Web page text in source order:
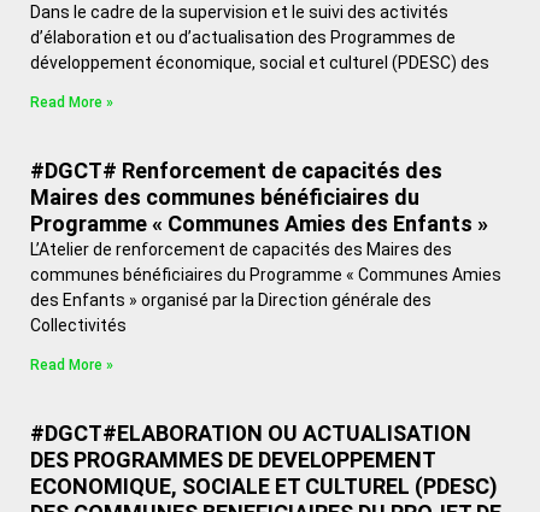
Dans le cadre de la supervision et le suivi des activités
d’élaboration et ou d’actualisation des Programmes de
développement économique, social et culturel (PDESC) des
Read More »
#DGCT# Renforcement de capacités des
Maires des communes bénéficiaires du
Programme « Communes Amies des Enfants »
L’Atelier de renforcement de capacités des Maires des
communes bénéficiaires du Programme « Communes Amies
des Enfants » organisé par la Direction générale des
Collectivités
Read More »
#DGCT#ELABORATION OU ACTUALISATION
DES PROGRAMMES DE DEVELOPPEMENT
ECONOMIQUE, SOCIALE ET CULTUREL (PDESC)